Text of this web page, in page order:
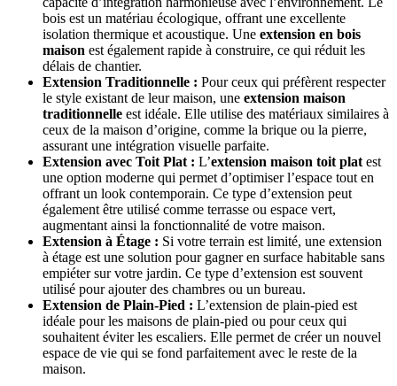
bois est un matériau écologique, offrant une excellente
isolation thermique et acoustique. Une extension en bois
maison est également rapide à construire, ce qui réduit les
délais de chantier.
Extension Traditionnelle : Pour ceux qui préfèrent respecter
le style existant de leur maison, une extension maison
traditionnelle est idéale. Elle utilise des matériaux similaires à
ceux de la maison d’origine, comme la brique ou la pierre,
assurant une intégration visuelle parfaite.
Extension avec Toit Plat : L’extension maison toit plat est
une option moderne qui permet d’optimiser l’espace tout en
offrant un look contemporain. Ce type d’extension peut
également être utilisé comme terrasse ou espace vert,
augmentant ainsi la fonctionnalité de votre maison.
Extension à Étage : Si votre terrain est limité, une extension
à étage est une solution pour gagner en surface habitable sans
empiéter sur votre jardin. Ce type d’extension est souvent
utilisé pour ajouter des chambres ou un bureau.
Extension de Plain-Pied : L’extension de plain-pied est
idéale pour les maisons de plain-pied ou pour ceux qui
souhaitent éviter les escaliers. Elle permet de créer un nouvel
espace de vie qui se fond parfaitement avec le reste de la
maison.